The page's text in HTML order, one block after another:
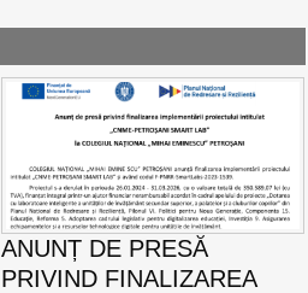
ANUNȚ DE PRESĂ
PRIVIND FINALIZAREA